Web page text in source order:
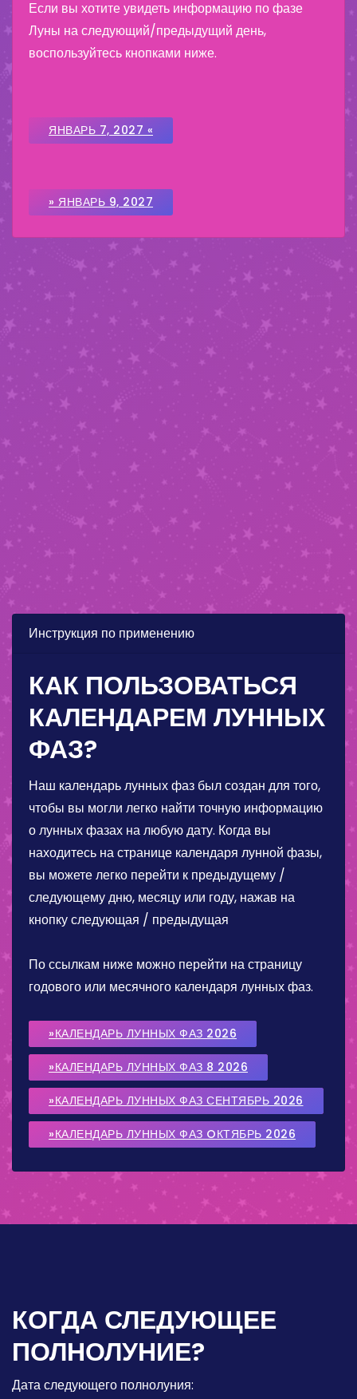
Если вы хотите увидеть информацию по фазе
Луны на следующий/предыдущий день,
воспользуйтесь кнопками ниже.
ЯНВАРЬ 7, 2027 «
» ЯНВАРЬ 9, 2027
Инструкция по применению
КАК ПОЛЬЗОВАТЬСЯ
КАЛЕНДАРЕМ ЛУННЫХ
ФАЗ?
Наш календарь лунных фаз был создан для того,
чтобы вы могли легко найти точную информацию
о лунных фазах на любую дату. Когда вы
находитесь на странице календаря лунной фазы,
вы можете легко перейти к предыдущему /
следующему дню, месяцу или году, нажав на
кнопку следующая / предыдущая
По ссылкам ниже можно перейти на страницу
годового или месячного календаря лунных фаз.
»КАЛЕНДАРЬ ЛУННЫХ ФАЗ 2026
»КАЛЕНДАРЬ ЛУННЫХ ФАЗ 8 2026
»КАЛЕНДАРЬ ЛУННЫХ ФАЗ СЕНТЯБРЬ 2026
»КАЛЕНДАРЬ ЛУННЫХ ФАЗ OКТЯБРЬ 2026
КОГДА СЛЕДУЮЩЕЕ
ПОЛНОЛУНИЕ?
Дата следующего полнолуния: